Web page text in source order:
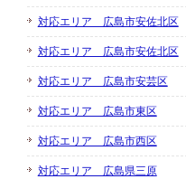
対応エリア 広島市安佐北区
対応エリア 広島市安佐北区
対応エリア 広島市安芸区
対応エリア 広島市東区
対応エリア 広島市西区
対応エリア 広島県三原